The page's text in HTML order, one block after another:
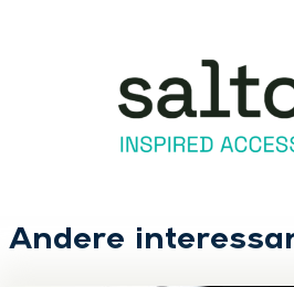
Andere